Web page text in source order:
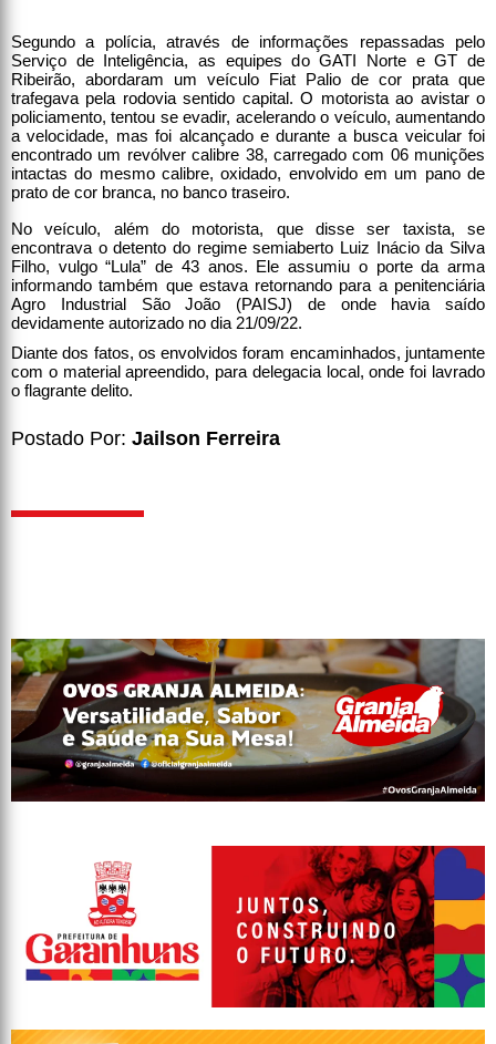
Segundo a polícia, através de informações repassadas pelo
Serviço de Inteligência, as equipes do GATI Norte e GT de
Ribeirão, abordaram um veículo Fiat Palio de cor prata que
trafegava pela rodovia sentido capital. O motorista ao avistar o
policiamento, tentou se evadir, acelerando o veículo, aumentando
a velocidade, mas foi alcançado e durante a busca veicular foi
encontrado um revólver calibre 38, carregado com 06 munições
intactas do mesmo calibre, oxidado, envolvido em um pano de
prato de cor branca, no banco traseiro.
No veículo, além do motorista, que disse ser taxista, se
encontrava o detento do regime semiaberto Luiz Inácio da Silva
Filho, vulgo “Lula” de 43 anos. Ele assumiu o porte da arma
informando também que estava retornando para a penitenciária
Agro Industrial São João (PAISJ) de onde havia saído
devidamente autorizado no dia 21/09/22.
Diante dos fatos, os envolvidos foram encaminhados, juntamente
com o material apreendido, para delegacia local, onde foi lavrado
o flagrante delito.
Postado Por: Jailson Ferreira